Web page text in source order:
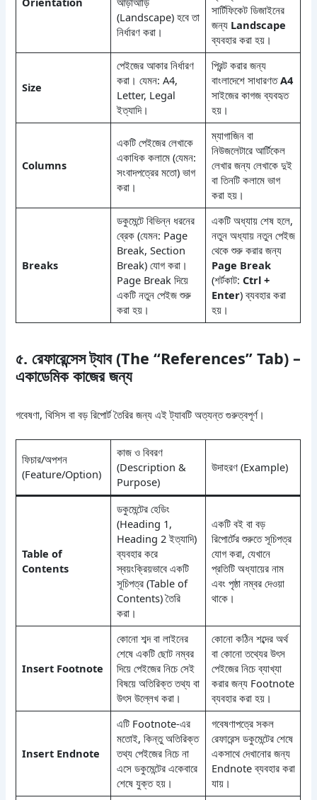
(Landscape) হবে তা
নির্ধারণ করা।
সার্টিফিকেট ডিজাইনের
জন্য Landscape
ব্যবহার করা হয়।
Size
পেইজের আকার নির্ধারণ
করা। যেমন: A4,
Letter, Legal
ইত্যাদি।
প্রিন্ট করার জন্য
বাংলাদেশে সাধারণতA4
সাইজের কাগজ ব্যবহৃত
হয়।
Columns
একটি পেইজের লেখাকে
একাধিক কলামে (যেমন:
সংবাদপত্রের মতো) ভাগ
করা।
ম্যাগাজিন বা
নিউজলেটারে আর্টিকেল
লেখার জন্য লেখাকে দুই
বা তিনটি কলামে ভাগ
করা হয়।
Breaks
ডকুমেন্টে বিভিন্ন ধরনের
ব্রেক (যেমন: Page
Break, Section
Break) যোগ করা।
Page Break দিয়ে
একটি নতুন পেইজ শুরু
করা হয়।
একটি অধ্যায় শেষ হলে,
নতুন অধ্যায় নতুন পেইজ
থেকে শুরু করার জন্য
Page Break
(শর্টকাট: Ctrl +
Enter) ব্যবহার করা
হয়।
৫. রেফারেন্সেস ট্যাব (The “References” Tab) –
একাডেমিক কাজের জন্য
গবেষণা, থিসিস বা বড় রিপোর্ট তৈরির জন্য এই ট্যাবটি অত্যন্ত গুরুত্বপূর্ণ।
ফিচার/অপশন
(Feature/Option)
কাজ ও বিবরণ
(Description &
Purpose)
উদাহরণ (Example)
Table of
Contents
ডকুমেন্টের হেডিং
(Heading 1,
Heading 2 ইত্যাদি)
ব্যবহার করে
স্বয়ংক্রিয়ভাবে একটি
সূচিপত্র (Table of
Contents) তৈরি
করা।
একটি বই বা বড়
রিপোর্টের শুরুতে সূচিপত্র
যোগ করা, যেখানে
প্রতিটি অধ্যায়ের নাম
এবং পৃষ্ঠা নম্বর দেওয়া
থাকে।
Insert Footnote
কোনো শব্দ বা লাইনের
শেষে একটি ছোট নম্বর
দিয়ে পেইজের নিচে সেই
বিষয়ে অতিরিক্ত তথ্য বা
উৎস উল্লেখ করা।
কোনো কঠিন শব্দের অর্থ
বা কোনো তথ্যের উৎস
পেইজের নিচে ব্যাখ্যা
করার জন্য Footnote
ব্যবহার করা হয়।
Insert Endnote
এটি Footnote-এর
মতোই, কিন্তু অতিরিক্ত
তথ্য পেইজের নিচে না
এসে ডকুমেন্টের একেবারে
শেষে যুক্ত হয়।
গবেষণাপত্রে সকল
রেফারেন্স ডকুমেন্টের শেষে
একসাথে দেখানোর জন্য
Endnote ব্যবহার করা
যায়।